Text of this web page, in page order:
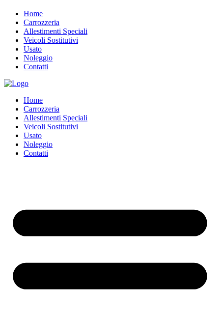
Home
Carrozzeria
Allestimenti Speciali
Veicoli Sostitutivi
Usato
Noleggio
Contatti
Home
Carrozzeria
Allestimenti Speciali
Veicoli Sostitutivi
Usato
Noleggio
Contatti